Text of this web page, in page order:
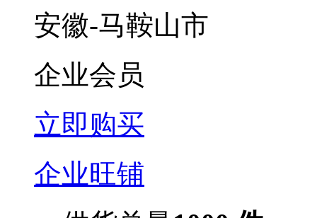
安徽-马鞍山市
企业会员
立即购买
企业旺铺